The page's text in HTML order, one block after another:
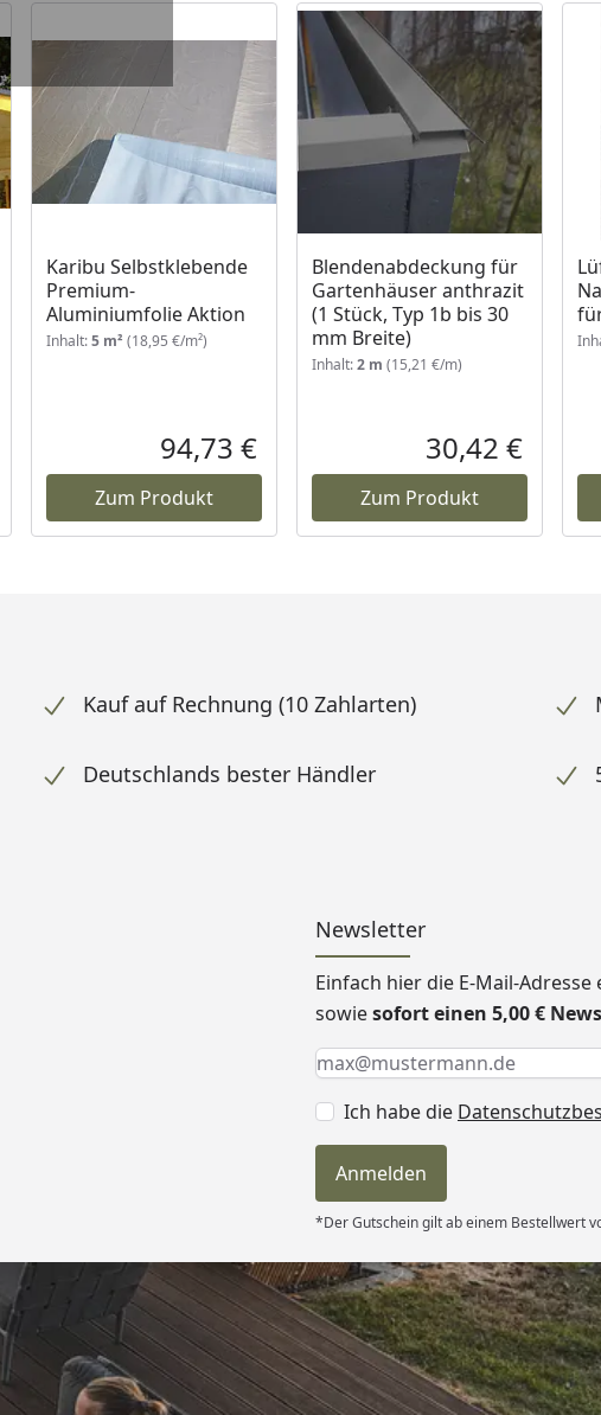
Preis
Karibu Selbstklebende
Premium-
Aluminiumfolie Aktion
Inhalt:5 m² (18,95 €/m²)
Aktueller Preis
94,73 €
Zum Produkt
Blendenabdeckung für
Gartenhäuser anthrazit
(1 Stück, Typ 1b bis 30
mm Breite)
Inhalt:2 m (15,21 €/m)
Aktueller
30,42 €
Zum Produkt
Kauf auf Rechnung (10 Zahlarten)
Deutschlands bester Händler
Newsletter
Einfach hier die E-Mail-
sowiesofort einen 5,00 €
Keine Eingabe erforderlich
Eingabe erforderlich
E-Mail *
Ich habe die
Anmelden
*Der Gutschein gilt ab einem Bestellwert
und sehr gute
Versand